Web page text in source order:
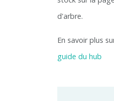
d'arbre.
En savoir plus
guide du hub